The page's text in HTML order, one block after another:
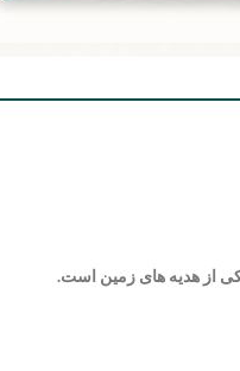
از هدیه های زمین است.